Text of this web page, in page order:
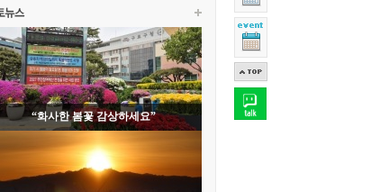
“화사한 봄꽃 감상하세요”